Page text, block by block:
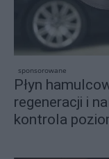
sponsorowane
Płyn
regeneracji i
kontrola